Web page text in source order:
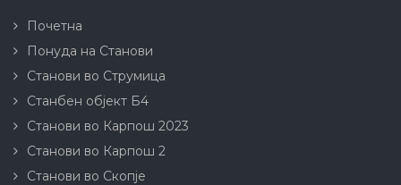
Почетна
Понуда на Станови
Станови во Струмица
Станбен објект Б4
Станови во Карпош 2023
Станови во Карпош 2
Станови во Скопје